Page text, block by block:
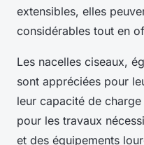
extensibles, elles
considérables tout en
Les nacelles ciseaux,
sont appréciées pour
leur capacité de
pour les travaux
et des équipements